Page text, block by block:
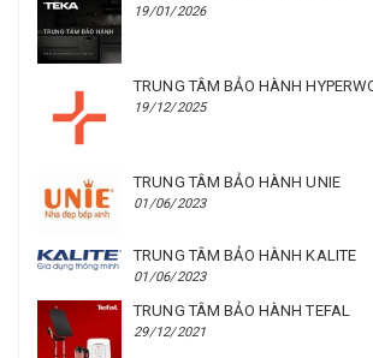
19/01/2026
TRUNG TÂM BẢO HÀNH
19/12/2025
TRUNG TÂM BẢO HÀNH UNIE
01/06/2023
TRUNG TÂM BẢO HÀNH KALITE
01/06/2023
TRUNG TÂM BẢO HÀNH TEFAL
29/12/2021